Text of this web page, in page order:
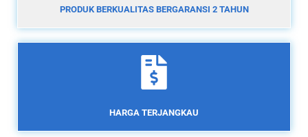
PRODUK BERKUALITAS BERGARANSI 2 TAHUN
HARGA TERJANGKAU